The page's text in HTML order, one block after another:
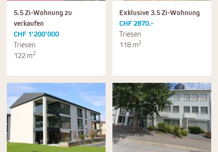
5.5 Zi-Wohnung zu
verkaufen
CHF 1'200'000
Triesen
122 m2
Exklusive 3.5 Zi-Wohnung
CHF 2870.-
Triesen
118 m2